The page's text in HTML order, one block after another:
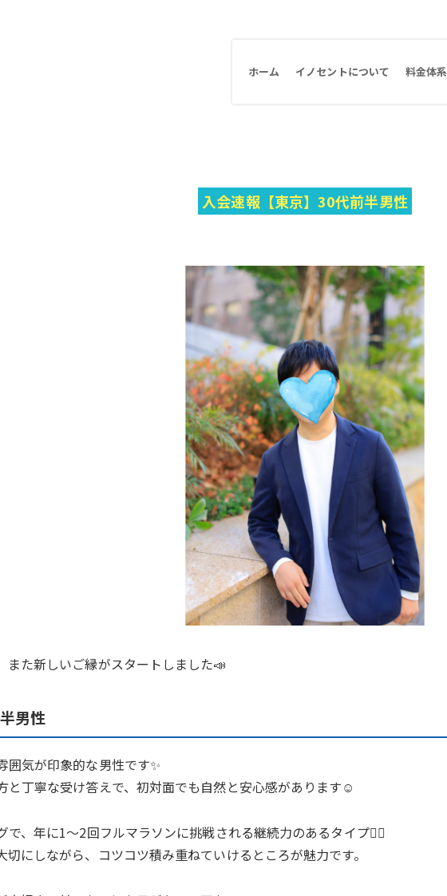
ホーム イノセントについて 料金体系
入会速報【東京】30代前半男性
また新しいご縁がスタートしました📣
男性
囲気が印象的な男性です✨
と丁寧な受け答えで、初対面でも自然と安心感があります☺️
で、年に1〜2回フルマラソンに挑戦される継続力のあるタイプ🏃‍♂️
切にしながら、コツコツ積み重ねていけるところが魅力です。